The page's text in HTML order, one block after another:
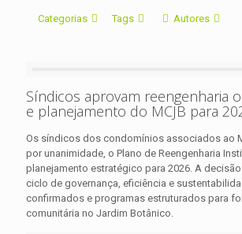
Categorias Tags Autores
Síndicos aprovam reengenharia
e planejamento do MCJB para
Os síndicos dos condomínios associados ao
por unanimidade, o Plano de Reengenharia
planejamento estratégico para 2026. A
ciclo de governança, eficiência e
confirmados e programas estruturados para
comunitária no Jardim Botânico.